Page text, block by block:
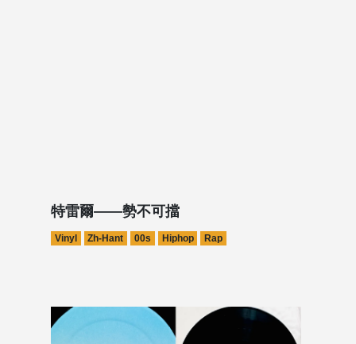
特雷爾——勢不可擋
Vinyl Zh-Hant 00s Hiphop Rap